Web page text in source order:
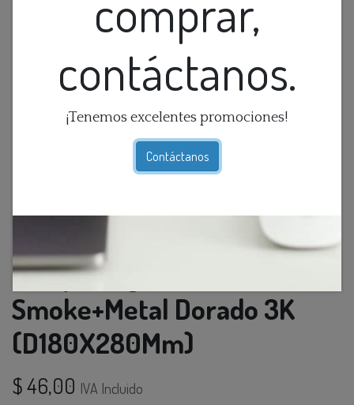
comprar,
contáctanos.
¡Tenemos excelentes promociones!
Contáctanos
Lamp. Colg. Led 1L Vidrio
Smoke+Metal Dorado 3K
(D180X280Mm)
$46,00 IVA Incluido